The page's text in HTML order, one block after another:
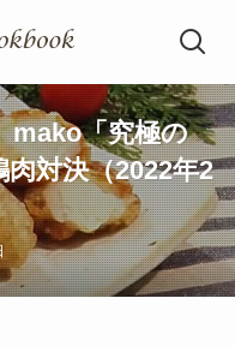
mako「究極の
対決（2022年2